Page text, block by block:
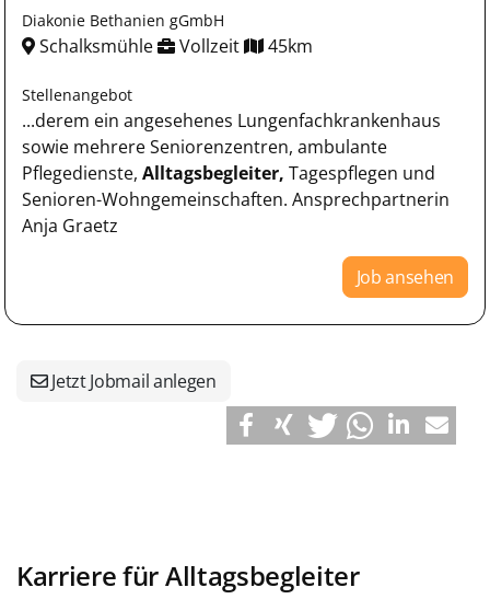
Diakonie Bethanien gGmbH
Schalksmühle Vollzeit 45km
Stellenangebot
...derem ein angesehenes Lungenfachkrankenhaus
sowie mehrere Seniorenzentren, ambulante
Pflegedienste, Alltagsbegleiter, Tagespflegen und
Senioren-Wohngemeinschaften. Ansprechpartnerin
Anja Graetz
Job ansehen
Jetzt Jobmail anlegen
Karriere für Alltagsbegleiter